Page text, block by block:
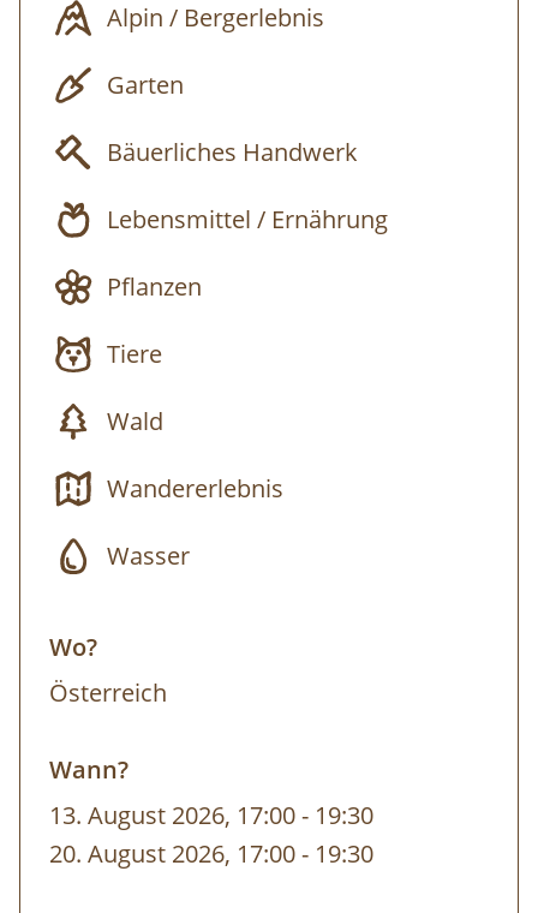
zuvor entstandene Text wird als Abschluss
auf das gemalte Bild geklebt.
Weitere Termine:
Treffpunkt: NaturErlebnisMuseum
nature4future im Stift 8692 Neuberg
Alpin / Bergerlebnis
Garten
Bäuerliches Handwerk
Lebensmittel / Ernährung
Pflanzen
Tiere
Wald
Wandererlebnis
Wasser
Wo?
Österreich
Wann?
13. August 2026, 17:00- bis
19:30
20. August 2026, 17:00- bis
19:30